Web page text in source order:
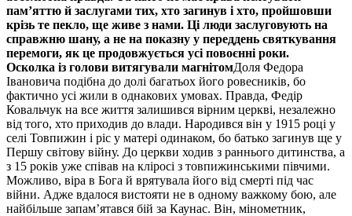
пам’яттю й заслугами тих, хто загинув і хто, пройшовши
крізь те пекло, ще живе з нами. Ці люди заслуговують на
справжню шану, а не на показну у переддень святкування
перемоги, як це продовжується усі повоєнні роки.
Осколка із голови витягували магнітомДоля Федора
Івановича подібна до долі багатьох його ровесників, бо
фактично усі жили в однакових умовах. Правда, Федір
Ковальчук на все життя залишився вірним церкві, незалежно
від того, хто приходив до влади. Народився він у 1915 році у
селі Товпижин і ріс у матері одинаком, бо батько загинув ще у
Першу світову війну. До церкви ходив з раннього дитинства, а
з 15 років уже співав на кліросі з товпижинськими півчими.
Можливо, віра в Бога й врятувала його від смерті під час
війни. Адже вдалося вистояти не в одному важкому бою, але
найбільше запам’ятався бій за Каунас. Він, мінометник,